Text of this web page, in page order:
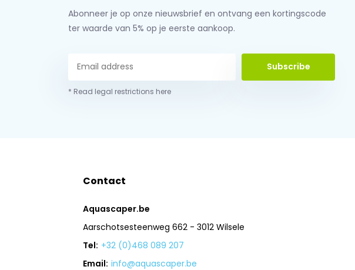
Abonneer je op onze nieuwsbrief en ontvang een kortingscode
ter waarde van 5% op je eerste aankoop.
Subscribe
* Read legal restrictions here
Contact
Aquascaper.be
Aarschotsesteenweg 662 - 3012 Wilsele
Tel: +32 (0)468 089 207
Email: info@aquascaper.be